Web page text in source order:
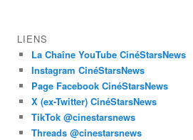
LIENS
La Chaîne YouTube CinéStarsNews
Instagram CinéStarsNews
Page Facebook CinéStarsNews
X (ex-Twitter) CinéStarsNews
TikTok @cinestarsnews
Threads @cinestarsnews